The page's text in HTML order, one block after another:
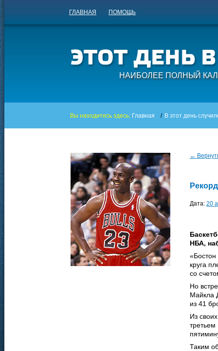
ГЛАВНАЯ ПОМОЩЬ
НАИБОЛЕЕ ПОЛНЫЙ
Вы находитесь здесь: Главная / В этот день
←
Дата: 20
НБА,
«Бостон
круга
со
Но
Майкла
из 41
Из
третьем
Таким